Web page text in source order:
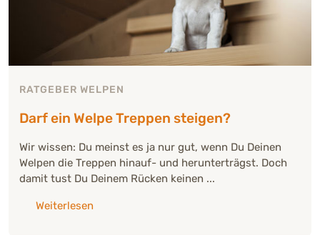
RATGEBER WELPEN
Darf ein Welpe Treppen steigen?
Wir wissen: Du meinst es ja nur gut, wenn Du Deinen
Welpen die Treppen hinauf- und herunterträgst. Doch
damit tust Du Deinem Rücken keinen ...
Weiterlesenüber: "Darf ein Welpe Treppen steigen?"